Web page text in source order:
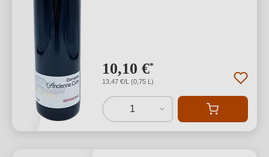
10,10 €*
13,47 €/L (0,75 L)
1